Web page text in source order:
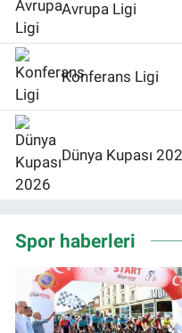
Avrupa Ligi
Konferans Ligi
Dünya Kupası
Spor haberleri